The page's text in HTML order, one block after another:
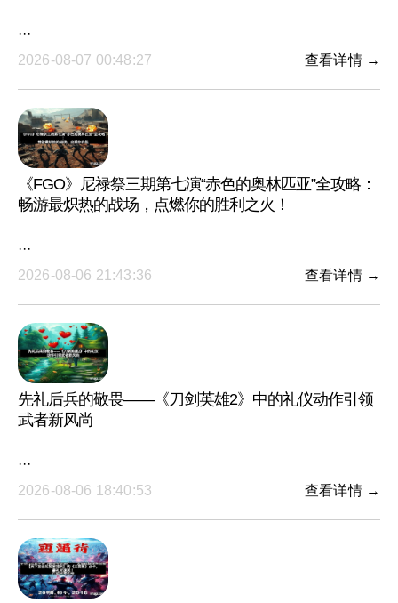
···
2026-08-07 00:48:27
查看详情 →
《FGO》尼禄祭三期第七演“赤色的奥林匹亚”全攻略：
畅游最炽热的战场，点燃你的胜利之火！
···
2026-08-06 21:43:36
查看详情 →
先礼后兵的敬畏——《刀剑英雄2》中的礼仪动作引领
武者新风尚
···
2026-08-06 18:40:53
查看详情 →